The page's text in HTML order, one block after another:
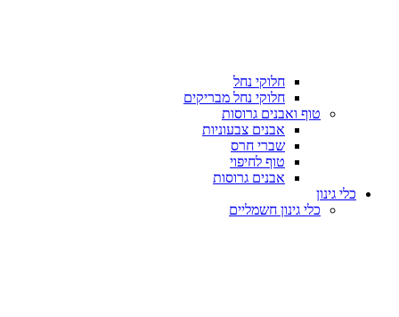
חלוקי נחל
חלוקי נחל מבריקים
טוף ואבנים גרוסות
אבנים צבעוניות
שברי חרס
טוף לחיפוי
אבנים גרוסות
כלי גינון
כלי גינון חשמליים